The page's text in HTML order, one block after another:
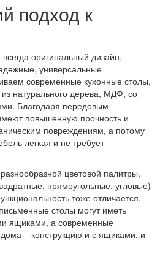
подход к
оригинальный дизайн,
универсальные
современные кухонные столы,
натурального дерева, МДФ, со
Благодаря передовым
повышенную прочность и
повреждениям, а потому
легкая и не требует
цветовой палитры,
прямоугольные, угловые)
тоже отличается.
столы могут иметь
ящиками, а современные
– конструкцию и с ящиками, и